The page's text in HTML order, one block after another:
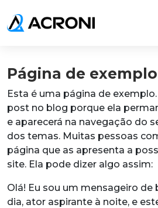
Página de exemplo
Esta é uma página de
post no blog porque ela
e aparecerá na navegação do
dos temas. Muitas pessoas
página que as apresenta a
site. Ela pode dizer algo assim:
Olá! Eu sou um mensageiro de
dia, ator aspirante à noite, e